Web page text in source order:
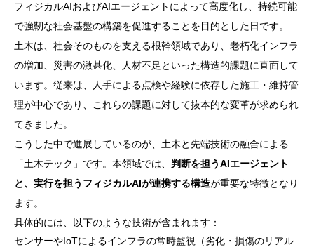
フィジカルAIおよびAIエージェントによって高度化し、持続可能
で強靭な社会基盤の構築を促進することを目的とした日です。
土木は、社会そのものを支える根幹領域であり、老朽化インフラ
の増加、災害の激甚化、人材不足といった構造的課題に直面して
います。従来は、人手による点検や経験に依存した施工・維持管
理が中心であり、これらの課題に対して抜本的な変革が求められ
てきました。
こうした中で進展しているのが、土木と先端技術の融合による
「土木テック」です。本領域では、 判断を担うAIエージェント
と、実行を担うフィジカルAIが連携する構造が重要な特徴となり
ます。
具体的には、以下のような技術が含まれます：
センサーやIoTによるインフラの常時監視（劣化・損傷のリアル